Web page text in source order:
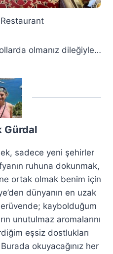
olmanız dileğiyle…
Gürdal
sadece yeni şehirler
ruhuna dokunmak,
ortak olmak benim için
dünyanın en uzak
kaybolduğum
unutulmaz aromalarını
eşsiz dostlukları
okuyacağınız her